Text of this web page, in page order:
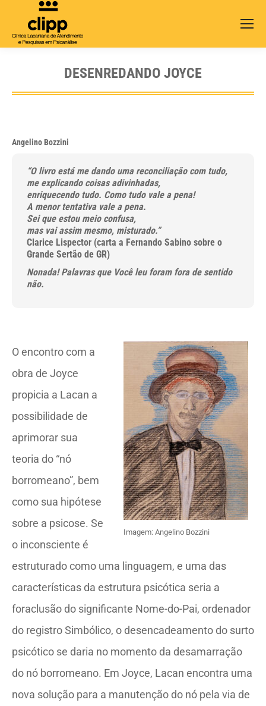
DESENREDANDO JOYCE
Angelino Bozzini
“O livro está me dando uma reconciliação com tudo,
me explicando coisas adivinhadas,
enriquecendo tudo. Como tudo vale a pena!
A menor tentativa vale a pena.
Sei que estou meio confusa,
mas vai assim mesmo, misturado.”
Clarice Lispector (carta a Fernando Sabino sobre o
Grande Sertão de GR)
Nonada! Palavras que Você leu foram fora de sentido
não.
Imagem: Angelino Bozzini
O encontro com a
obra de Joyce
propicia a Lacan a
possibilidade de
aprimorar sua
teoria do “nó
borromeano”, bem
como sua hipótese
sobre a psicose. Se
o inconsciente é
estruturado como uma linguagem, e uma das
características da estrutura psicótica seria a
foraclusão do significante Nome-do-Pai, ordenador
do registro Simbólico, o desencadeamento do surto
psicótico se daria no momento da desamarração
do nó borromeano. Em Joyce, Lacan encontra uma
nova solução para a manutenção do nó pela via de